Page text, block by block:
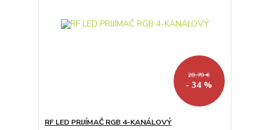
28,70 €
- 34 %
RF LED PRIJÍMAČ RGB 4-KANÁLOVÝ